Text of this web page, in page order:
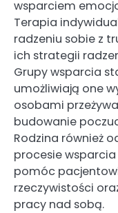
wsparciem
Terapia
radzeniu sobie z
ich strategii
Grupy wsparcia
umożliwiają one
osobami
budowanie
Rodzina również
procesie
pomóc
rzeczywistości
pracy nad sobą.